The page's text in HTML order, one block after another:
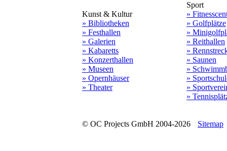
Kunst & Kultur
» Bibliotheken
» Festhallen
» Galerien
» Kabaretts
» Konzerthallen
» Museen
» Opernhäuser
» Theater
Sport
»
» Golfplätze
»
» Reithallen
»
» Saunen
»
»
»
»
© OC Projects GmbH 2004-2026 Sitemap